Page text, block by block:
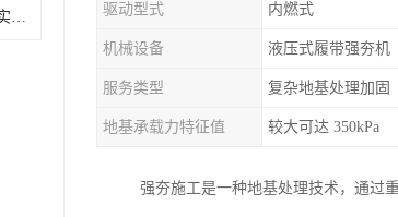
宁德强夯施工队伍 地基压实度检测方法与标准 驱动型式 内燃式
机械设备 液压式履带强夯机
服务类型 复杂地基处理加固
地基承载力特征值 较大可达 350kPa
强夯施工是一种地基处理技术，通过